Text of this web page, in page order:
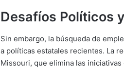
Desafíos Políticos
Sin embargo, la búsqueda de
a políticas estatales recientes. La
Missouri, que elimina las